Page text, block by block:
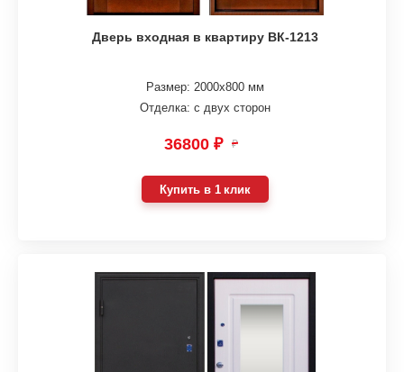
Дверь входная в квартиру ВК-1213
Размер: 2000х800 мм
Отделка: с двух сторон
36800 ₽ ₽
Купить в 1 клик